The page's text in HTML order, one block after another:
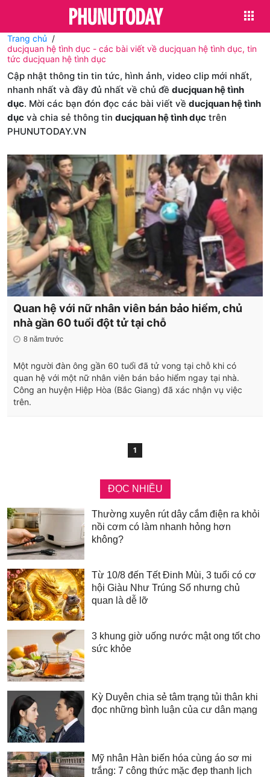
Trang chủ
ducjquan hệ tình dục - các bài viết về ducjquan hệ tình dục, tin
tức ducjquan hệ tình dục
Cập nhật thông tin tin tức, hình ảnh, video clip mới nhất,
nhanh nhất và đầy đủ nhất về chủ đề ducjquan hệ tình
dục. Mời các bạn đón đọc các bài viết về ducjquan hệ tình
dục và chia sẻ thông tin ducjquan hệ tình dục trên
PHUNUTODAY.VN
Quan hệ với nữ nhân viên bán bảo hiểm, chủ
nhà gần 60 tuổi đột tử tại chỗ
8 năm trước
Một người đàn ông gần 60 tuổi đã tử vong tại chỗ khi có
quan hệ với một nữ nhân viên bán bảo hiểm ngay tại nhà.
Công an huyện Hiệp Hòa (Bắc Giang) đã xác nhận vụ việc
trên.
1
ĐỌC NHIỀU
Thường xuyên rút dây cắm điện ra khỏi
nồi cơm có làm nhanh hỏng hơn
không?
Từ 10/8 đến Tết Đinh Mùi, 3 tuổi có cơ
hội Giàu Như Trúng Số nhưng chủ
quan là dễ lỡ
3 khung giờ uống nước mật ong tốt cho
sức khỏe
Kỳ Duyên chia sẻ tâm trạng tủi thân khi
đọc những bình luận của cư dân mạng
Mỹ nhân Hàn biến hóa cùng áo sơ mi
trắng: 7 công thức mặc đẹp thanh lịch